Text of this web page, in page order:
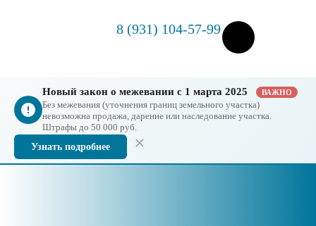
8 (931) 104-57-99
Новый закон о межевании с 1 марта 2025 ВАЖНО
Без межевания (уточнения границ земельного участка)
невозможна продажа, дарение или наследование участка.
Штрафы до 50 000 руб.
Узнать подробнее